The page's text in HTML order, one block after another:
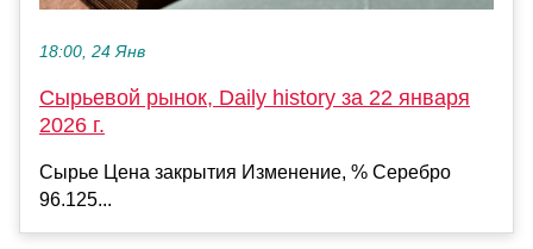
18:00, 24 Янв
Сырьевой рынок, Daily history за 22 января
2026 г.
Сырье Цена закрытия Изменение, % Серебро
96.125...